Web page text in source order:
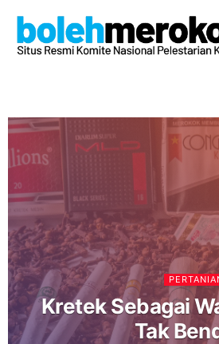
Kretek Sebagai
Tak